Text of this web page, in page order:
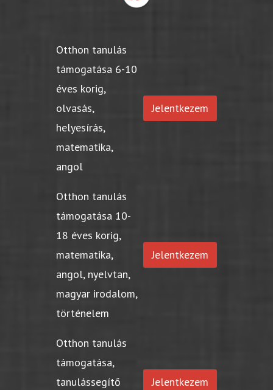
Otthon tanulás
támogatása 6-10
éves korig,
olvasás,
helyesírás,
matematika,
angol
Jelentkezem
Otthon tanulás
támogatása 10-
18 éves korig,
matematika,
angol, nyelvtan,
magyar irodalom,
történelem
Jelentkezem
Otthon tanulás
támogatása,
tanulássegítő
Jelentkezem